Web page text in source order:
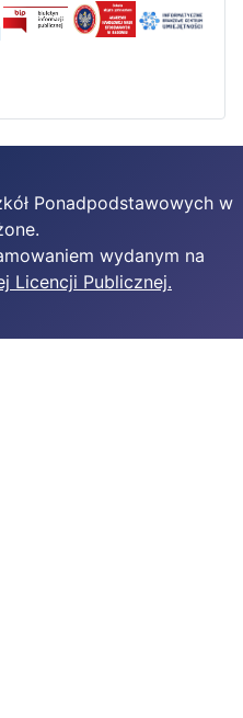
Ponadpodstawowych w
wydanym na
Licencji Publicznej.